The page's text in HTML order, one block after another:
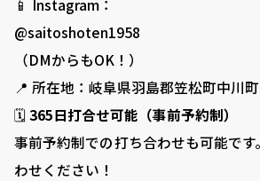
📱 Instagram：
@saitoshoten1958
（DMからもOK！）
📍 所在地：岐阜県羽島郡笠松町中川
🗓️ 365日打合せ可能（事前予約制）
事前予約制での打ち合わせも可能で
わせください！